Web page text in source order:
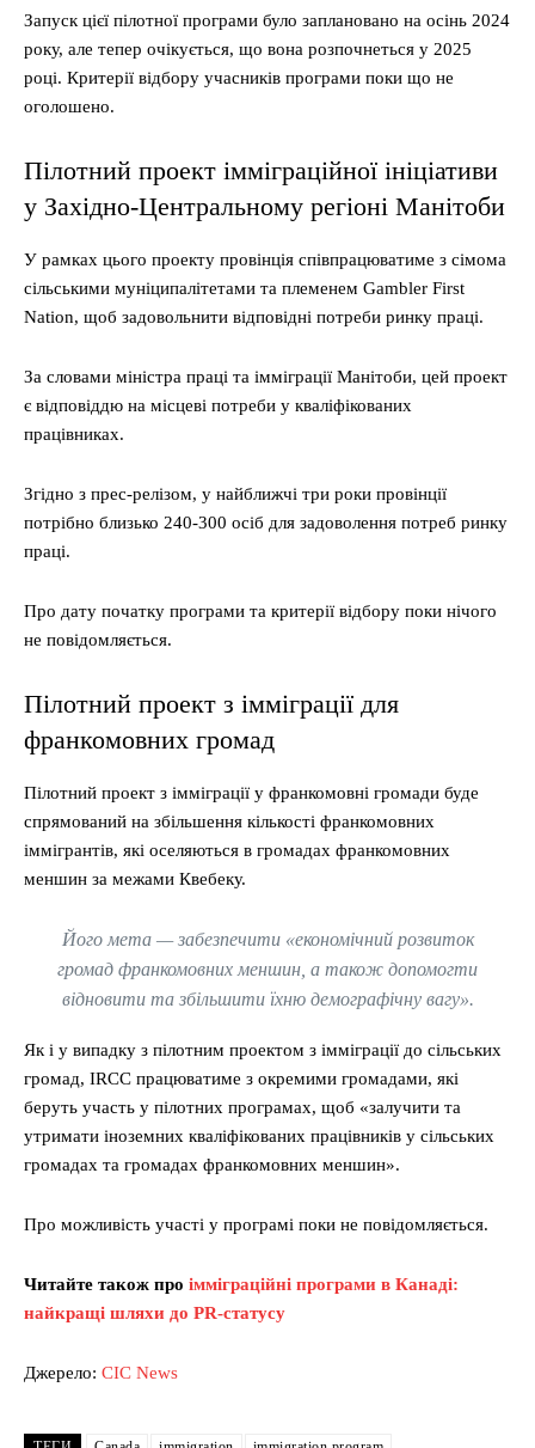
Запуск цієї пілотної програми було заплановано на осінь 2024
року, але тепер очікується, що вона розпочнеться у 2025
році. Критерії відбору учасників програми поки що не
оголошено.
Пілотний проект імміграційної ініціативи
у Західно-Центральному регіоні Манітоби
У рамках цього проекту провінція співпрацюватиме з сімома
сільськими муніципалітетами та племенем Gambler First
Nation, щоб задовольнити відповідні потреби ринку праці.
За словами міністра праці та імміграції Манітоби, цей проект
є відповіддю на місцеві потреби у кваліфікованих
працівниках.
Згідно з прес-релізом, у найближчі три роки провінції
потрібно близько 240-300 осіб для задоволення потреб ринку
праці.
Про дату початку програми та критерії відбору поки нічого
не повідомляється.
Пілотний проект з імміграції для
франкомовних громад
Пілотний проект з імміграції у франкомовні громади буде
спрямований на збільшення кількості франкомовних
іммігрантів, які оселяються в громадах франкомовних
меншин за межами Квебеку.
Його мета — забезпечити «економічний розвиток
громад франкомовних меншин, а також допомогти
відновити та збільшити їхню демографічну вагу».
Як і у випадку з пілотним проектом з імміграції до сільських
громад, IRCC працюватиме з окремими громадами, які
беруть участь у пілотних програмах, щоб «залучити та
утримати іноземних кваліфікованих працівників у сільських
громадах та громадах франкомовних меншин».
Про можливість участі у програмі поки не повідомляється.
Читайте також про імміграційні програми в Канаді:
найкращі шляхи до PR-статусу
Джерело: CIC News